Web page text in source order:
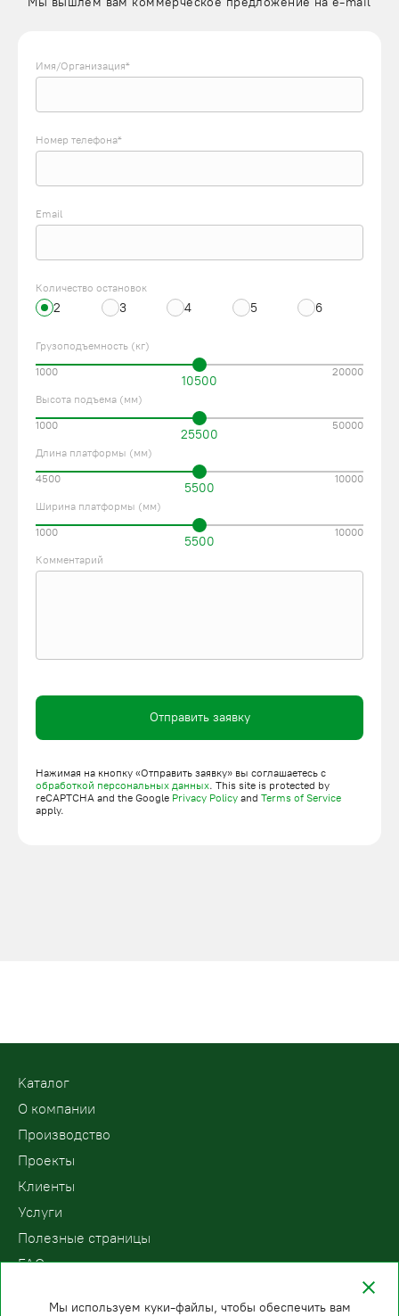
Имя/Организация*
Номер телефона*
Email
Количество остановок
2 3 4 5 6
Грузоподъемность (кг)
10500
1000 20000
Высота подъема (мм)
25500
1000 50000
Длина платформы (мм)
5500
4500 10000
Ширина платформы (мм)
5500
1000 10000
Комментарий
Отправить заявку
Нажимая на кнопку «Отправить заявку» вы соглашаетесь с
обработкой персональных данных. This site is protected by
reCAPTCHA and the Google Privacy Policy and Terms of Service
apply.
Kаталог
О компании
Производство
Проекты
Клиенты
Услуги
Полезные страницы
FAQ
Мы используем куки-файлы, чтобы обеспечить вам